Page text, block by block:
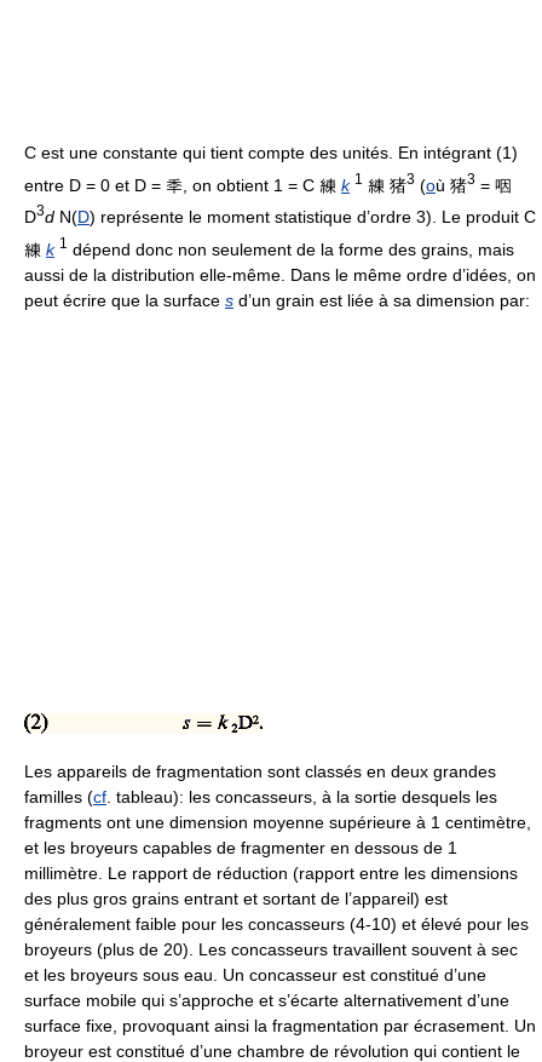
C est une constante qui tient compte des unités. En intégrant (1)
entre D = 0 et D = 秊, on obtient 1 = C 練 k 1 練 猪3 (où 猪3 = 咽
D3d N(D) représente le moment statistique d’ordre 3). Le produit C
練 k 1 dépend donc non seulement de la forme des grains, mais
aussi de la distribution elle-même. Dans le même ordre d’idées, on
peut écrire que la surface s d’un grain est liée à sa dimension par:
Les appareils de fragmentation sont classés en deux grandes
familles (cf . tableau): les concasseurs, à la sortie desquels les
fragments ont une dimension moyenne supérieure à 1 centimètre,
et les broyeurs capables de fragmenter en dessous de 1
millimètre. Le rapport de réduction (rapport entre les dimensions
des plus gros grains entrant et sortant de l’appareil) est
généralement faible pour les concasseurs (4-10) et élevé pour les
broyeurs (plus de 20). Les concasseurs travaillent souvent à sec
et les broyeurs sous eau. Un concasseur est constitué d’une
surface mobile qui s’approche et s’écarte alternativement d’une
surface fixe, provoquant ainsi la fragmentation par écrasement. Un
broyeur est constitué d’une chambre de révolution qui contient le